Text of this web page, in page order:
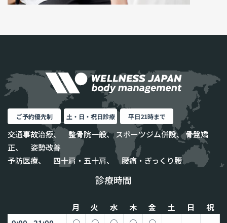
ご予約優先制 土・日・祝日診療 平日21時まで
交通事故治療、 整骨院一般、 スポーツジム併設、 骨盤矯
正、 姿勢改善
予防医療、 四十肩・五十肩、 腰痛・ぎっくり腰
診療時間
月 火 水 木 金 土 日
祝